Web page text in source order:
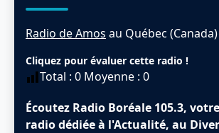
Radio de Amos au Québec (Canada)
Cliquez pour évaluer cette radio !
Total : 0 Moyenne : 0
Écoutez Radio Boréale 105.3,
radio dédiée à l'Actualité, au